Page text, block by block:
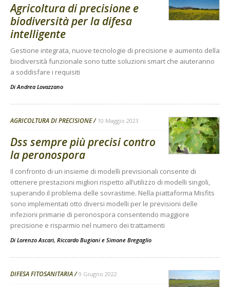
Agricoltura di precisione e
biodiversità per la difesa
intelligente
Gestione integrata, nuove tecnologie di precisione e aumento della
biodiversità funzionale sono tutte soluzioni smart che aiuteranno
a soddisfare i requisiti
Di Andrea Lovazzano
AGRICOLTURA DI PRECISIONE 10 Maggio 2023
Dss sempre più precisi contro
la peronospora
Il confronto di un insieme di modelli previsionali consente di
ottenere prestazioni migliori rispetto all’utilizzo di modelli singoli,
superando il problema delle sovrastime. Nella piattaforma Misfits
sono implementati otto diversi modelli per le previsioni delle
infezioni primarie di peronospora consentendo maggiore
precisione e risparmio nel numero dei trattamenti
Di Lorenzo Ascari, Riccardo Bugiani e Simone Bregaglio
DIFESA FITOSANITARIA 9 Giugno 2022